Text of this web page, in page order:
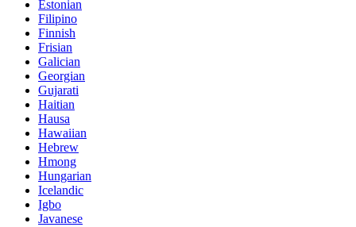
Estonian
Filipino
Finnish
Frisian
Galician
Georgian
Gujarati
Haitian
Hausa
Hawaiian
Hebrew
Hmong
Hungarian
Icelandic
Igbo
Javanese